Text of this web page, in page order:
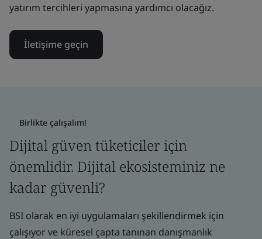
yatırım tercihleri yapmasına yardımcı olacağız.
İletişime geçin
Birlikte çalışalım!
Dijital güven tüketiciler için
önemlidir. Dijital ekosisteminiz ne
kadar güvenli?
BSI olarak en iyi uygulamaları şekillendirmek için
çalışıyor ve küresel çapta tanınan danışmanlık